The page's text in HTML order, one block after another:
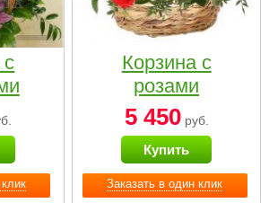
с
Заказать в один клик
Корзина с
розами
«Красный
Париж»
5 450руб.
Купить